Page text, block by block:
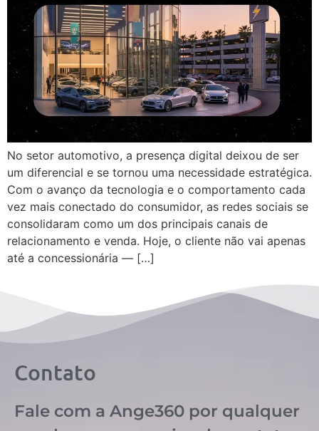
No setor automotivo, a presença digital deixou de ser
um diferencial e se tornou uma necessidade estratégica.
Com o avanço da tecnologia e o comportamento cada
vez mais conectado do consumidor, as redes sociais se
consolidaram como um dos principais canais de
relacionamento e venda. Hoje, o cliente não vai apenas
até a concessionária — […]
Contato
Fale com a Ange360 por qualquer